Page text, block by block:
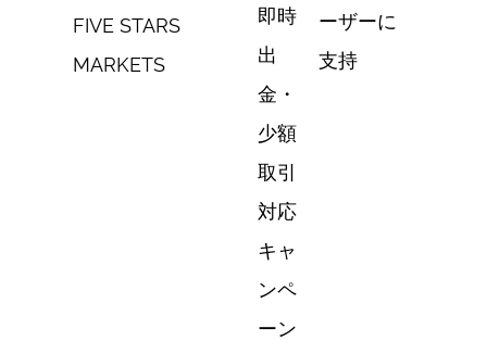
FIVE STARS
MARKETS
即時
出
金・
少額
取引
対応
キャ
ンペ
ーン
ーザーに
支持